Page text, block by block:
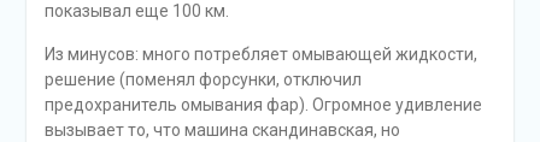
показывал еще 100 км.
Из минусов: много потребляет омывающей жидкости,
решение (поменял форсунки, отключил
предохранитель омывания фар). Огромное удивление
вызывает то, что машина скандинавская, но